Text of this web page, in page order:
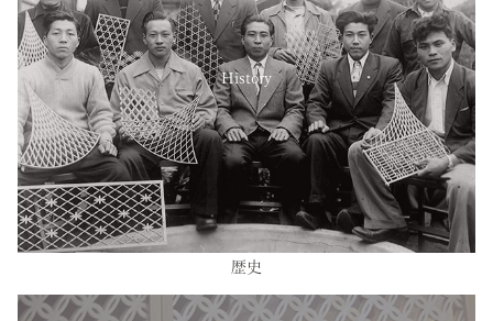
History
歴史